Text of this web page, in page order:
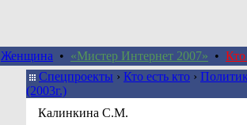
Женщина • «Мистер Интернет 2007» • Кто
Спецпроекты › Кто есть кто ›
(2003г.)
Калинкина С.М.